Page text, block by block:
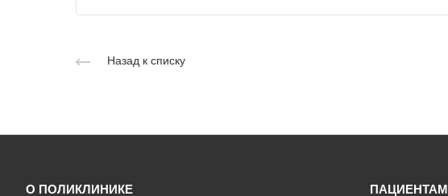
Назад к списку
О ПОЛИКЛИНИКЕ ПАЦИЕНТАМ